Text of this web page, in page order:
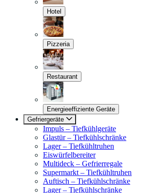
Hotel
Pizzeria
Restaurant
Energieeffiziente Geräte
Gefriergeräte
Impuls – Tiefkühlgeräte
Glastür – Tiefkühlschränke
Lager – Tiefkühltruhen
Eiswürfelbereiter
Multideck – Gefrierregale
Supermarkt – Tiefkühltruhen
Auftisch – Tiefkühlschränke
Lager – Tiefkühlschränke